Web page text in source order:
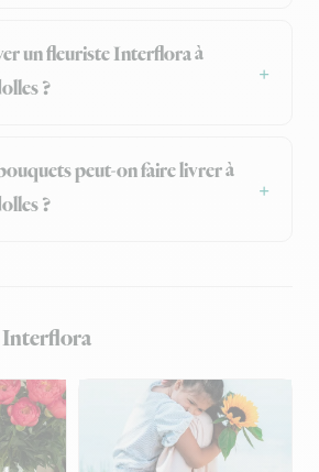
un fleuriste Interflora à
?
peut-on faire livrer à
?